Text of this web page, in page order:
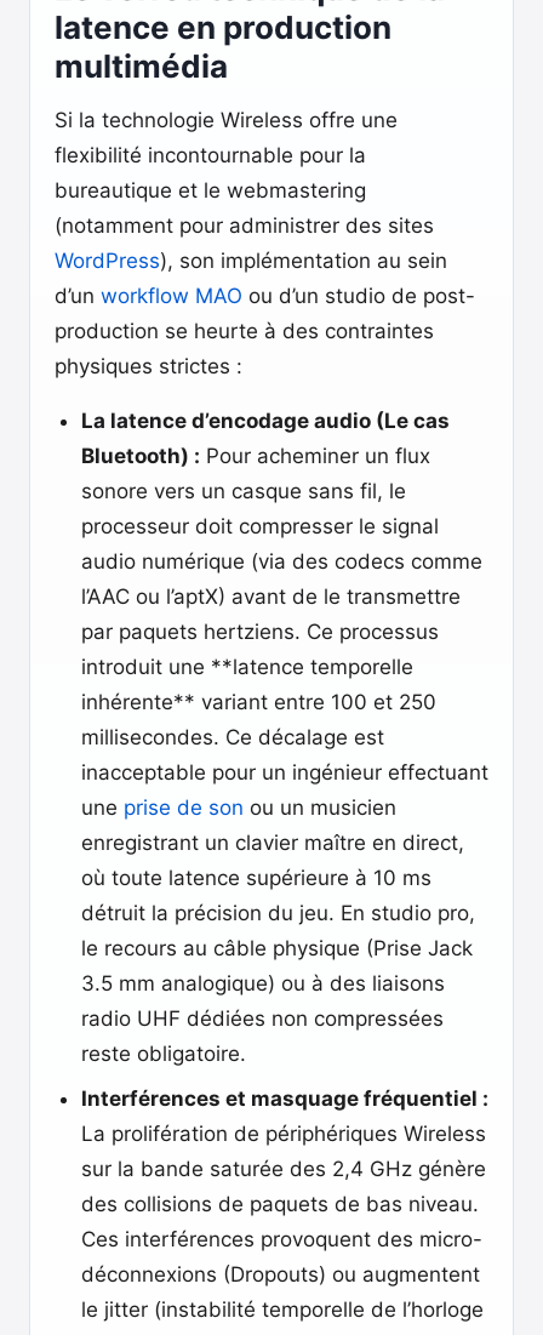
latence en production
multimédia
Si la technologie Wireless offre une
flexibilité incontournable pour la
bureautique et le webmastering
(notamment pour administrer des sites
WordPress), son implémentation au sein
d’un workflow MAO ou d’un studio de post-
production se heurte à des contraintes
physiques strictes :
La latence d’encodage audio (Le cas
Bluetooth) : Pour acheminer un flux
sonore vers un casque sans fil, le
processeur doit compresser le signal
audio numérique (via des codecs comme
l’AAC ou l’aptX) avant de le transmettre
par paquets hertziens. Ce processus
introduit une **latence temporelle
inhérente** variant entre 100 et 250
millisecondes. Ce décalage est
inacceptable pour un ingénieur effectuant
une prise de son ou un musicien
enregistrant un clavier maître en direct,
où toute latence supérieure à 10 ms
détruit la précision du jeu. En studio pro,
le recours au câble physique (Prise Jack
3.5 mm analogique) ou à des liaisons
radio UHF dédiées non compressées
reste obligatoire.
Interférences et masquage fréquentiel :
La prolifération de périphériques Wireless
sur la bande saturée des 2,4 GHz génère
des collisions de paquets de bas niveau.
Ces interférences provoquent des micro-
déconnexions (Dropouts) ou augmentent
le jitter (instabilité temporelle de l’horloge